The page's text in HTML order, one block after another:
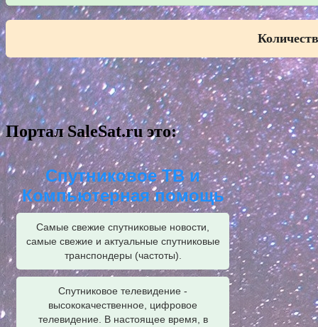
Портал SaleSat.ru это:
Спутниковое ТВ и
Компьютерная помощь
Самые свежие спутниковые новости,
самые свежие и актуальные спутниковые
транспондеры (частоты).
Спутниковое телевидение -
высококачественное, цифровое
телевидение. В настоящее время, в